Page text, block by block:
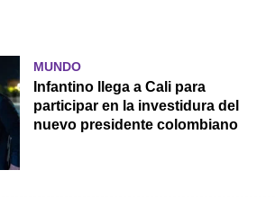
MUNDO
Infantino llega a Cali para
participar en la investidura del
nuevo presidente colombiano